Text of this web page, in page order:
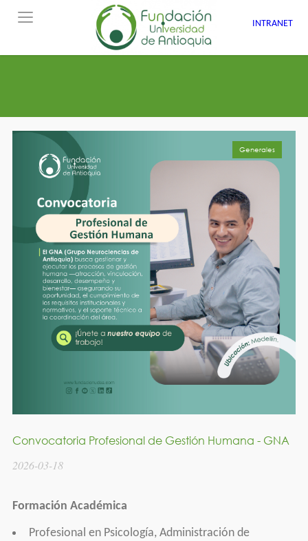
INTRANET
Generales
Convocatoria Profesional de Gestión Humana - GNA
2026-03-18
Formación Académica
Profesional en Psicología, Administración de